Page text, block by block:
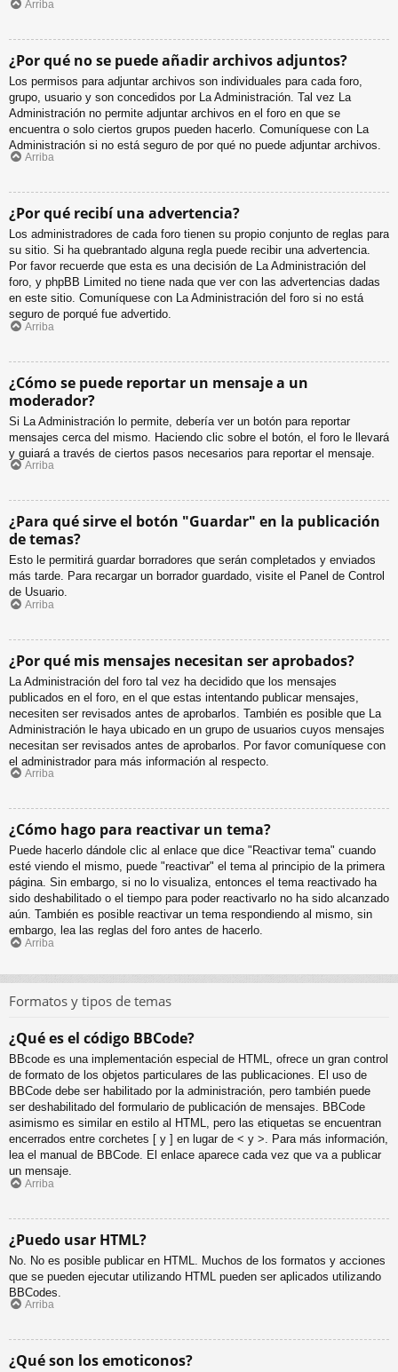
Arriba
¿Por qué no se puede añadir archivos adjuntos?
Los permisos para adjuntar archivos son individuales para cada foro,
grupo, usuario y son concedidos por La Administración. Tal vez La
Administración no permite adjuntar archivos en el foro en que se
encuentra o solo ciertos grupos pueden hacerlo. Comuníquese con La
Administración si no está seguro de por qué no puede adjuntar archivos.
Arriba
¿Por qué recibí una advertencia?
Los administradores de cada foro tienen su propio conjunto de reglas para
su sitio. Si ha quebrantado alguna regla puede recibir una advertencia.
Por favor recuerde que esta es una decisión de La Administración del
foro, y phpBB Limited no tiene nada que ver con las advertencias dadas
en este sitio. Comuníquese con La Administración del foro si no está
seguro de porqué fue advertido.
Arriba
¿Cómo se puede reportar un mensaje a un
moderador?
Si La Administración lo permite, debería ver un botón para reportar
mensajes cerca del mismo. Haciendo clic sobre el botón, el foro le llevará
y guiará a través de ciertos pasos necesarios para reportar el mensaje.
Arriba
¿Para qué sirve el botón "Guardar" en la publicación
de temas?
Esto le permitirá guardar borradores que serán completados y enviados
más tarde. Para recargar un borrador guardado, visite el Panel de Control
de Usuario.
Arriba
¿Por qué mis mensajes necesitan ser aprobados?
La Administración del foro tal vez ha decidido que los mensajes
publicados en el foro, en el que estas intentando publicar mensajes,
necesiten ser revisados antes de aprobarlos. También es posible que La
Administración le haya ubicado en un grupo de usuarios cuyos mensajes
necesitan ser revisados antes de aprobarlos. Por favor comuníquese con
el administrador para más información al respecto.
Arriba
¿Cómo hago para reactivar un tema?
Puede hacerlo dándole clic al enlace que dice "Reactivar tema" cuando
esté viendo el mismo, puede "reactivar" el tema al principio de la primera
página. Sin embargo, si no lo visualiza, entonces el tema reactivado ha
sido deshabilitado o el tiempo para poder reactivarlo no ha sido alcanzado
aún. También es posible reactivar un tema respondiendo al mismo, sin
embargo, lea las reglas del foro antes de hacerlo.
Arriba
Formatos y tipos de temas
¿Qué es el código BBCode?
BBcode es una implementación especial de HTML, ofrece un gran control
de formato de los objetos particulares de las publicaciones. El uso de
BBCode debe ser habilitado por la administración, pero también puede
ser deshabilitado del formulario de publicación de mensajes. BBCode
asimismo es similar en estilo al HTML, pero las etiquetas se encuentran
encerrados entre corchetes [ y ] en lugar de < y >. Para más información,
lea el manual de BBCode. El enlace aparece cada vez que va a publicar
un mensaje.
Arriba
¿Puedo usar HTML?
No. No es posible publicar en HTML. Muchos de los formatos y acciones
que se pueden ejecutar utilizando HTML pueden ser aplicados utilizando
BBCodes.
Arriba
¿Qué son los emoticonos?